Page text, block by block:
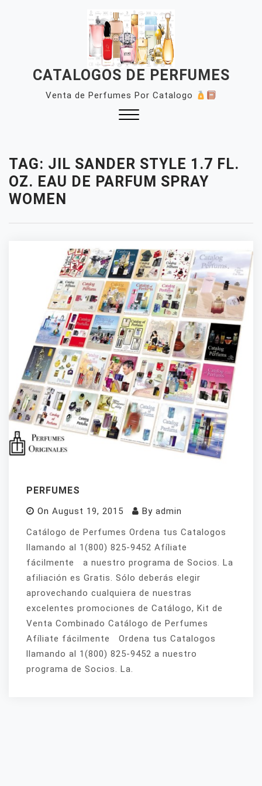
CATALOGOS DE PERFUMES
Venta de Perfumes Por Catalogo
TAG: JIL SANDER STYLE 1.7 FL.
OZ. EAU DE PARFUM SPRAY
WOMEN
PERFUMES
On August 19, 2015 By admin
Catálogo de Perfumes Ordena tus Catalogos
llamando al 1(800) 825-9452 Afíliate
fácilmente a nuestro programa de Socios. La
afiliación es Gratis. Sólo deberás elegir
aprovechando cualquiera de nuestras
excelentes promociones de Catálogo, Kit de
Venta Combinado Catálogo de Perfumes
Afíliate fácilmente Ordena tus Catalogos
llamando al 1(800) 825-9452 a nuestro
programa de Socios. La.